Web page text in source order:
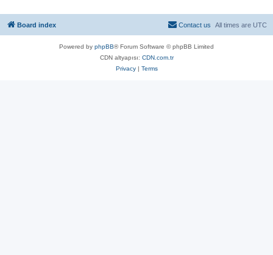
Board index All times are UTC
Contact us
Powered by phpBB® Forum Software © phpBB Limited
CDN altyapısı: CDN.com.tr
Privacy| Terms